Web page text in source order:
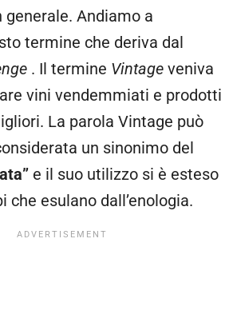
generale. Andiamo a
termine che deriva dal
. Il termine Vintage veniva
vini vendemmiati e prodotti
La parola Vintage può
un sinonimo del
e il suo utilizzo si è esteso
che esulano dall’enologia.